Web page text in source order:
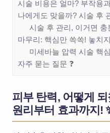
시술 비용은 얼마? 부작용
나에게도 맞을까? 시술 후
시술 후 관리, 이거면 충
마무리: 핵심만 쏙쏙! 놓치
미세바늘 압력 시술 핵
자주 묻는 질문 ❓
피부 탄력, 어떻게
원리부터 효과까지!